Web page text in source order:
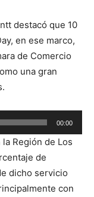
destacó que 10
en ese marco,
de Comercio
una gran
00:00
Región de Los
de
dicho servicio
con